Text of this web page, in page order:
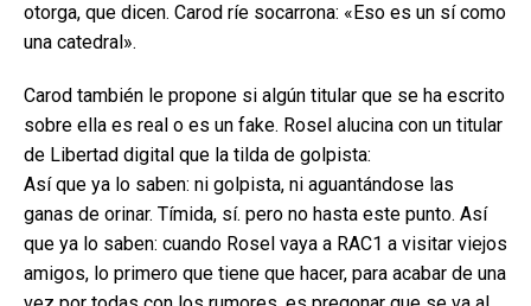
otorga, que dicen. Carod ríe socarrona: «Eso es un sí como
una catedral».
Carod también le propone si algún titular que se ha escrito
sobre ella es real o es un fake. Rosel alucina con un titular
de Libertad digital que la tilda de golpista:
Así que ya lo saben: ni golpista, ni aguantándose las
ganas de orinar. Tímida, sí. pero no hasta este punto. Así
que ya lo saben: cuando Rosel vaya a RAC1 a visitar viejos
amigos, lo primero que tiene que hacer, para acabar de una